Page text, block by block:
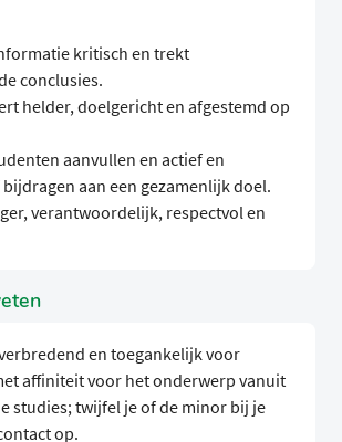
kritisch en trekt
conclusies.
helder, doelgericht en afgestemd op
aanvullen en actief en
aan een gezamenlijk doel.
verantwoordelijk, respectvol en
en toegankelijk voor
affiniteit voor het onderwerp vanuit
studies; twijfel je of de minor bij je
op.